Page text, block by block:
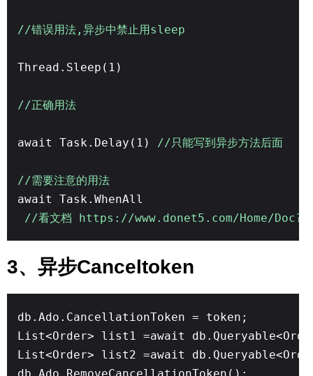
//错误用法,异步中禁止用sleep
Thread.Sleep(1)
//正确用法
await Task.Delay(1) //只能写到异步方法后面
//需要注意的用法
await Task.WhenAll
//看文档 https://www.donet5.com/Home/
3、异步Canceltoken
db.Ado.CancellationToken = token;
List<Order> list1 =await
List<Order> list2 =await